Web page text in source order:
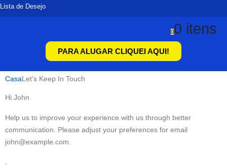
Lista de Desejo
00 itens
PARA ALUGAR CLIQUEI AQUI!
CasaLet’s Keep In Touch
Hi John
Help us to improve your experience with us through better
communication. Please adjust your preferences for email
john@example.com